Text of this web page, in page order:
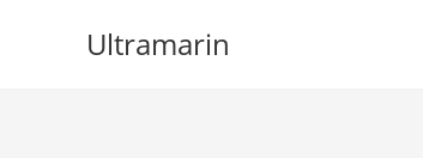
Ultramarin